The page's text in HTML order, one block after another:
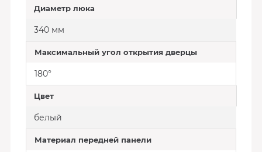
Диаметр люка
340 мм
Максимальный угол открытия дверцы
180°
Цвет
белый
Материал передней панели